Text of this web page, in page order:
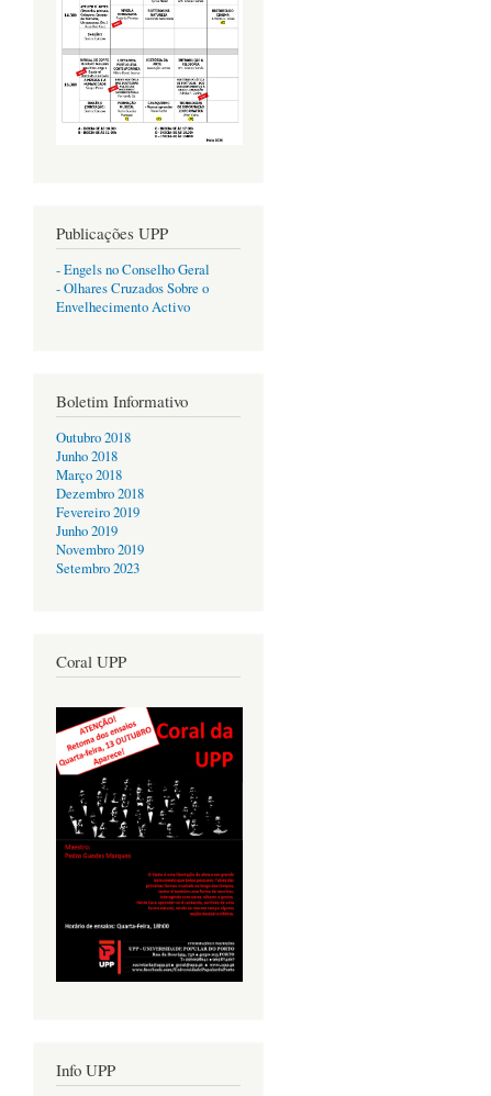
Publicações UPP
- Engels no Conselho Geral
- Olhares Cruzados Sobre o
Envelhecimento Activo
Boletim Informativo
Outubro 2018
Junho 2018
Março 2018
Dezembro 2018
Fevereiro 2019
Junho 2019
Novembro 2019
Setembro 2023
Coral UPP
Info UPP